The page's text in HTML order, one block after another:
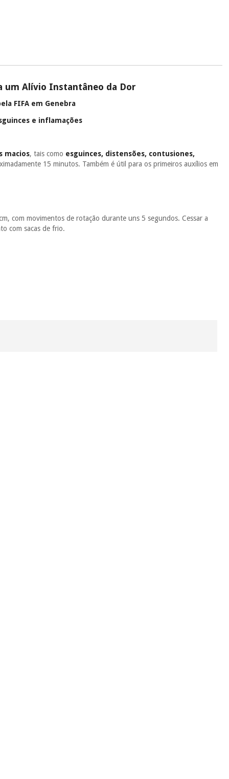
um Alívio Instantâneo da Dor
FIFA em Genebra
e inflamações
macios, tais como esguinces, distensões, contusiones,
15 minutos. Também é útil para os primeiros auxílios em
com movimentos de rotação durante uns 5 segundos. Cessar a
com sacas de frio.